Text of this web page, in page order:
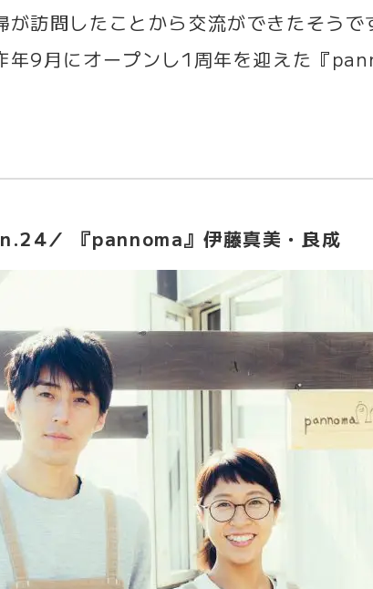
が訪問したことから交流ができたそうで
年9月にオープンし1周年を迎えた『
／ 『pannoma』伊藤真美・良成